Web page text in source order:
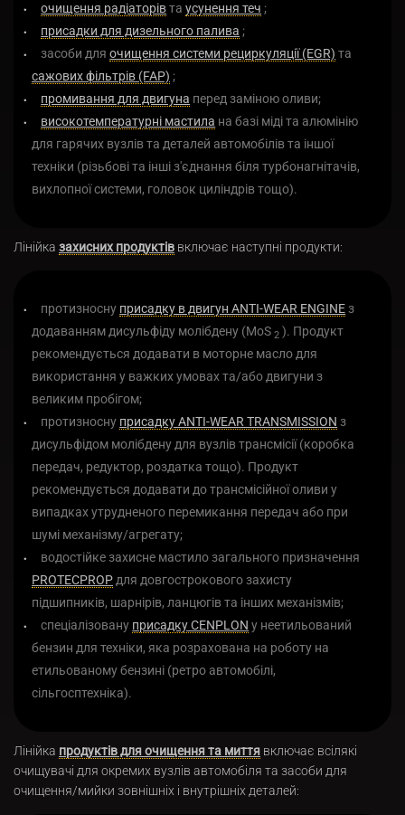
очищення радіаторівтаусунення теч ;
присадки для дизельного палива ;
засоби дляочищення системи рециркуляції (EGR) та
сажових фільтрів (FAP) ;
промивання для двигуна перед заміною оливи;
високотемпературні мастила на базі міді та алюмінію
для гарячих вузлів та деталей автомобілів та іншої
техніки (різьбові та інші з'єднання біля турбонагнітачів,
вихлопної системи, головок циліндрів тощо).
Лінійка захисних продуктів включає наступні продукти:
протизносну присадку в двигун ANTI-WEAR ENGINEз
додаванням дисульфіду молібдену (MoS 2 ). Продукт
рекомендується додавати в моторне масло для
використання у важких умовах та/або двигуни з
великим пробігом;
протизносну присадку ANTI-WEAR TRANSMISSION з
дисульфідом молібдену для вузлів трансмісії (коробка
передач, редуктор, роздатка тощо). Продукт
рекомендується додавати до трансмісійної оливи у
випадках утрудненого перемикання передач або при
шумі механізму/агрегату;
водостійке захисне мастило загального призначення
PROTECPROP для довгострокового захисту
підшипників, шарнірів, ланцюгів та інших механізмів;
спеціалізовану присадку CENPLON у неетильований
бензин для техніки, яка розрахована на роботу на
етильованому бензині (ретро автомобілі,
сільгосптехніка).
Лінійка продуктів для очищення та миття включає всілякі
очищувачі для окремих вузлів автомобіля та засоби для
очищення/мийки зовнішніх і внутрішніх деталей: